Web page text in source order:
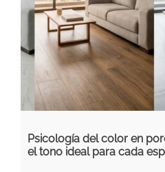
Psicología del color en
el tono ideal para cada